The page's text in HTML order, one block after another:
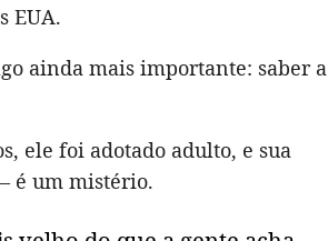
EUA.
ainda mais importante: saber a
ele foi adotado adulto, e sua
é um mistério.